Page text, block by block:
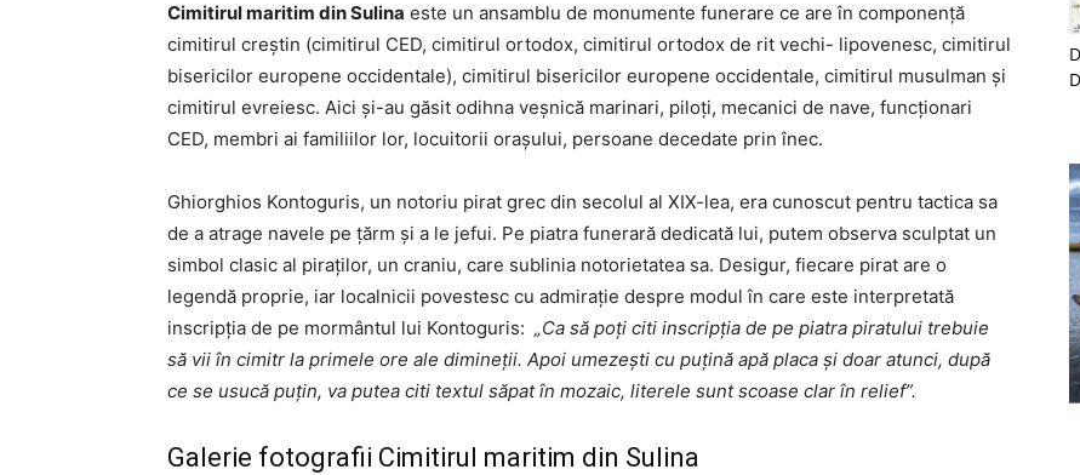
Cimitirul maritim din Sulina este un ansamblu de monumente funerare ce are în componență
cimitirul creștin (cimitirul CED, cimitirul ortodox, cimitirul ortodox de rit vechi- lipovenesc, cimitirul
bisericilor europene occidentale), cimitirul bisericilor europene occidentale, cimitirul musulman și
cimitirul evreiesc. Aici și-au găsit odihna veșnică marinari, piloți, mecanici de nave, funcționari
CED, membri ai familiilor lor, locuitorii orașului, persoane decedate prin înec.
Ghiorghios Kontoguris, un notoriu pirat grec din secolul al XIX-lea, era cunoscut pentru tactica sa
de a atrage navele pe țărm și a le jefui. Pe piatra funerară dedicată lui, putem observa sculptat un
simbol clasic al piraților, un craniu, care sublinia notorietatea sa. Desigur, fiecare pirat are o
legendă proprie, iar localnicii povestesc cu admirație despre modul în care este interpretată
inscripția de pe mormântul lui Kontoguris: „Ca să poți citi inscripția de pe piatra piratului trebuie
să vii în cimitr la primele ore ale dimineții. Apoi umezești cu puțină apă placa și doar atunci, după
ce se usucă puțin, va putea citi textul săpat în mozaic, literele sunt scoase clar în relief”.
Galerie fotografii Cimitirul maritim din Sulina